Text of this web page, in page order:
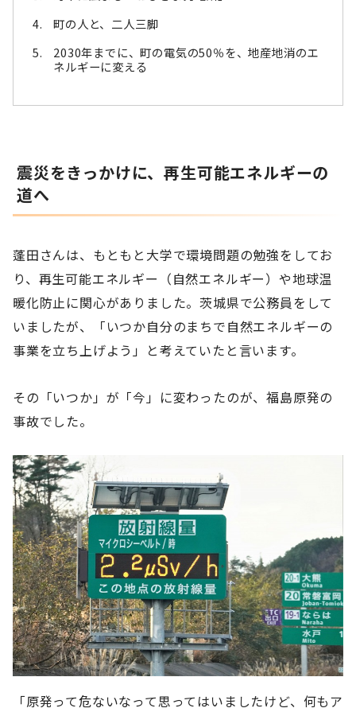
町の人と、二人三脚
2030年までに、町の電気の50％を、地産地消のエ
ネルギーに変える
震災をきっかけに、再生可能エネルギーの
道へ
蓬田さんは、もともと大学で環境問題の勉強をしてお
り、再生可能エネルギー（自然エネルギー）や地球温
暖化防止に関心がありました。茨城県で公務員をして
いましたが、「いつか自分のまちで自然エネルギーの
事業を立ち上げよう」と考えていたと言います。
その「いつか」が「今」に変わったのが、福島原発の
事故でした。
「原発って危ないなって思ってはいましたけど、何もア